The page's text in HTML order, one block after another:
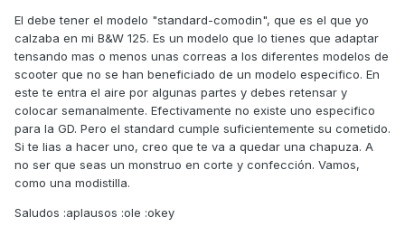
El debe tener el modelo "standard-comodin", que es el que yo
calzaba en mi B&W 125. Es un modelo que lo tienes que adaptar
tensando mas o menos unas correas a los diferentes modelos de
scooter que no se han beneficiado de un modelo especifico. En
este te entra el aire por algunas partes y debes retensar y
colocar semanalmente. Efectivamente no existe uno especifico
para la GD. Pero el standard cumple suficientemente su cometido.
Si te lias a hacer uno, creo que te va a quedar una chapuza. A
no ser que seas un monstruo en corte y confección. Vamos,
como una modistilla.
Saludos :aplausos :ole :okey